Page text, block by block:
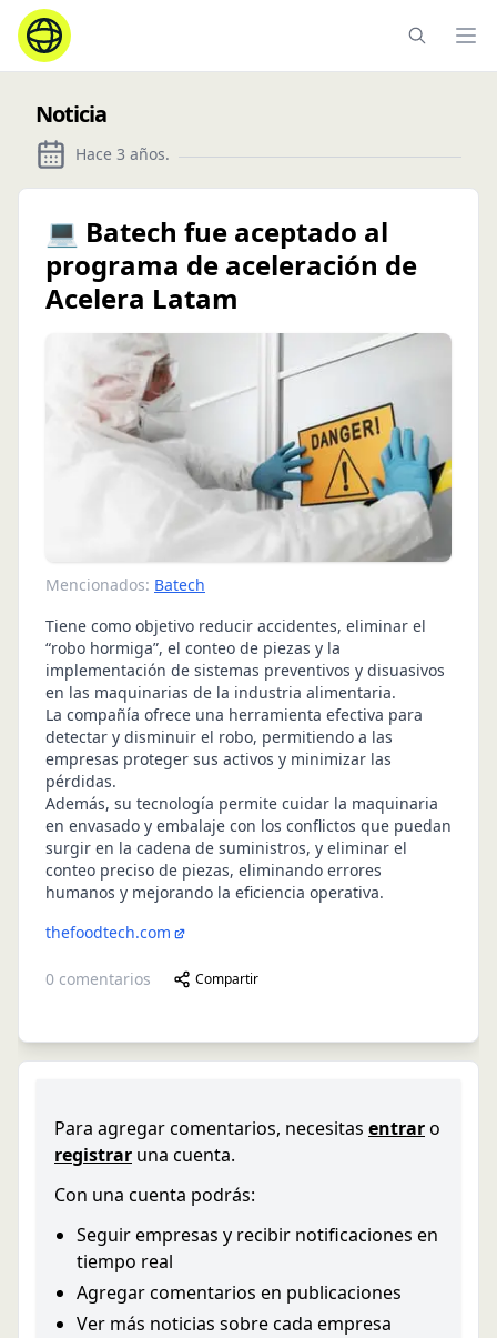
Noticia
Hace 3 años.
💻 Batech fue aceptado al
programa de aceleración de
Acelera Latam
Mencionados: Batech
Tiene como objetivo reducir accidentes, eliminar el
“robo hormiga”, el conteo de piezas y la
implementación de sistemas preventivos y disuasivos
en las maquinarias de la industria alimentaria.
La compañía ofrece una herramienta efectiva para
detectar y disminuir el robo, permitiendo a las
empresas proteger sus activos y minimizar las
pérdidas.
Además, su tecnología permite cuidar la maquinaria
en envasado y embalaje con los conflictos que puedan
surgir en la cadena de suministros, y eliminar el
conteo preciso de piezas, eliminando errores
humanos y mejorando la eficiencia operativa.
thefoodtech.com
0 comentarios Compartir
Para agregar comentarios, necesitas entraro
registrar una cuenta.
Con una cuenta podrás:
Seguir empresas y recibir notificaciones en
tiempo real
Agregar comentarios en publicaciones
Ver más noticias sobre cada empresa